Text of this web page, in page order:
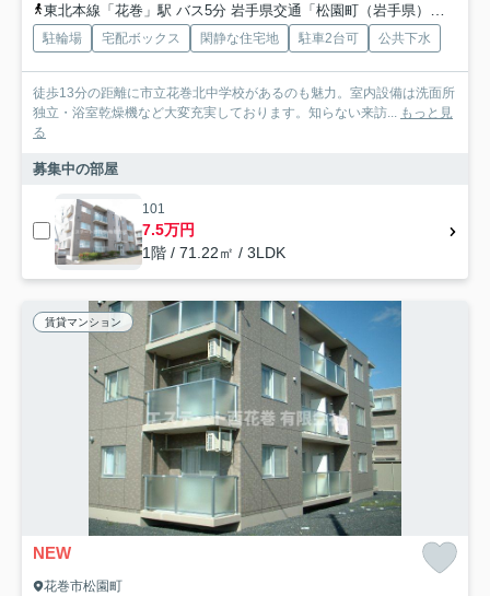
東北本線「花巻」駅 バス5分 岩手県交通「松園町（岩手県）」 停歩2分
駐輪場 宅配ボックス 閑静な住宅地 駐車2台可 公共下水
徒歩13分の距離に市立花巻北中学校があるのも魅力。室内設備は洗面所
独立・浴室乾燥機など大変充実しております。知らない来訪...
もっと見
る
募集中の部屋
101
7.5万円
1階 / 71.22㎡ / 3LDK
賃貸マンション
NEW
花巻市松園町